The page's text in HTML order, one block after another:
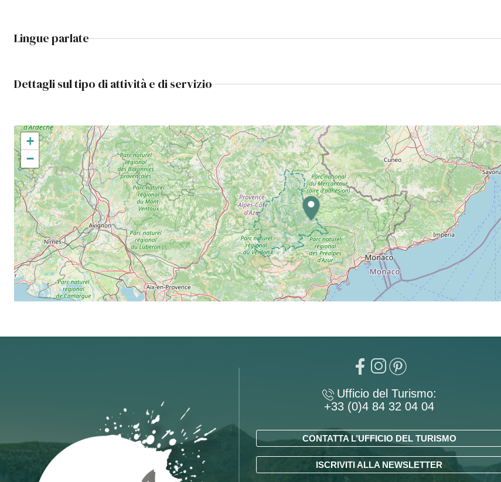
Lingue parlate
Dettagli sul tipo di attività e di servizio
+
−
Ufficio del Turismo:
+33 (0)4 84 32 04 04
CONTATTA L’UFFICIO DEL TURISMO
ISCRIVITI ALLA NEWSLETTER